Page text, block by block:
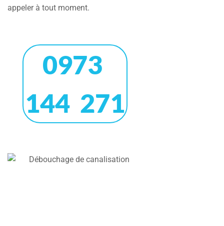
appeler à tout moment.
0973
144 271